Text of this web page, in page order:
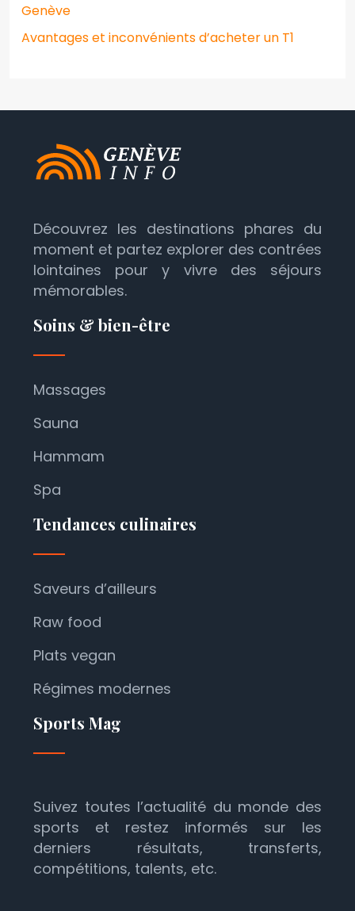
Genève
Avantages et inconvénients d’acheter un T1
Découvrez les destinations phares du
moment et partez explorer des contrées
lointaines pour y vivre des séjours
mémorables.
Soins & bien-être
Massages
Sauna
Hammam
Spa
Tendances culinaires
Saveurs d’ailleurs
Raw food
Plats vegan
Régimes modernes
Sports Mag
Suivez toutes l’actualité du monde des
sports et restez informés sur les
derniers résultats, transferts,
compétitions, talents, etc.